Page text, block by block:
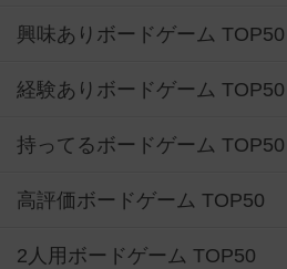
興味ありボードゲーム TOP50
経験ありボードゲーム TOP50
持ってるボードゲーム TOP50
高評価ボードゲーム TOP50
2人用ボードゲーム TOP50